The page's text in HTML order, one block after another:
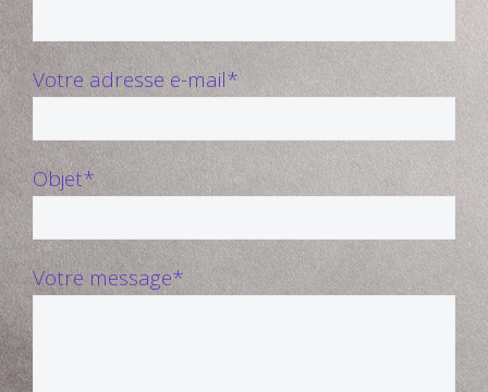
Votre adresse e-mail*
Objet*
Votre message*